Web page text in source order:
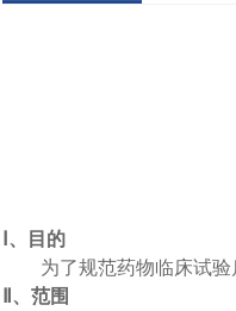
Ⅰ、目的
为了规范药物临床试
Ⅱ、范围